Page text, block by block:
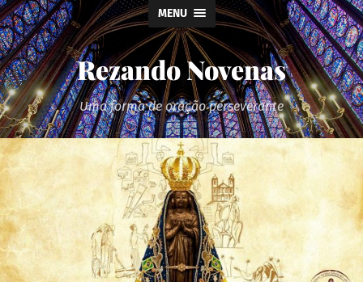
MENU
Rezando Novenas
Uma forma de oração perseverante